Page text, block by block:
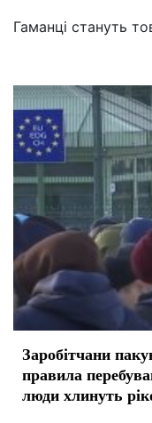
Гаманці стануть
Заробітчани
правила
люди хлинуть